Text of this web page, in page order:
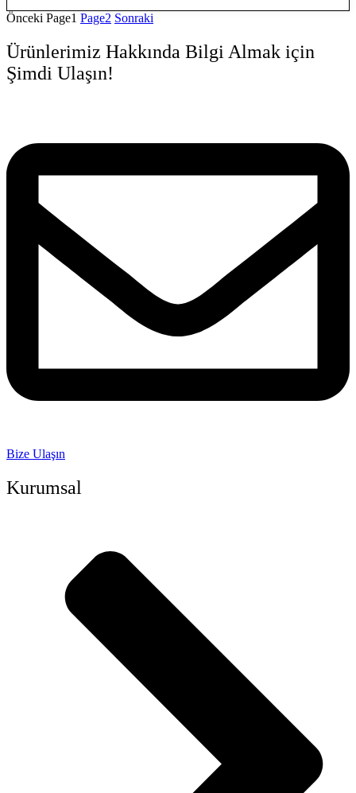
Önceki Page1 Page2 Sonraki
Ürünlerimiz Hakkında Bilgi Almak için
Şimdi Ulaşın!
Bize Ulaşın
Kurumsal